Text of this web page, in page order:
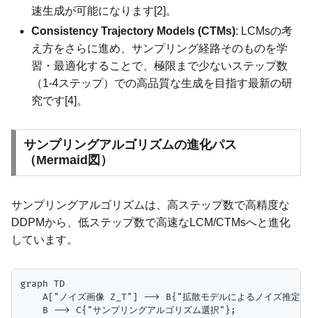
速生成が可能になります[2]。
Consistency Trajectory Models (CTMs): LCMsの考
え方をさらに進め、サンプリング経路そのものを学
習・最適化することで、極限まで少ないステップ数
（1-4ステップ）での高品質な生成を目指す最新の研
究です[4]。
サンプリングアルゴリズムの進化パス
（Mermaid図）
サンプリングアルゴリズムは、高ステップ数で高精度な
DDPMから、低ステップ数で高速なLCM/CTMsへと進化
しています。
graph TD
A["ノイズ画像 Z_T"] --> B{"拡散モデルによるノイズ推定
    B --> C{"サンプリングアルゴリズム選択"};